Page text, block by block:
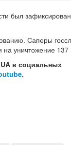
был
Саперы
на уничтожение
в социальных
.